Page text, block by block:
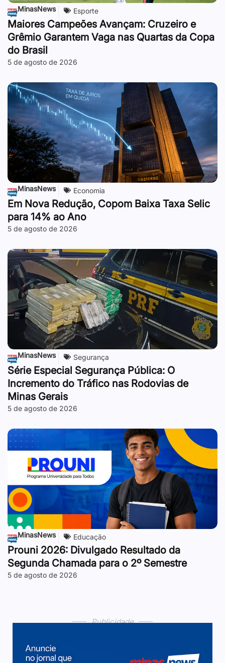
MinasNews Esporte
Maiores Campeões Avançam: Cruzeiro e
Grêmio Garantem Vaga nas Quartas da Copa
do Brasil
5 de agosto de 2026
MinasNews Economia
Em Nova Redução, Copom Baixa Taxa Selic
para 14% ao Ano
5 de agosto de 2026
MinasNews Segurança
Série Especial Segurança Pública: O
Incremento do Tráfico nas Rodovias de
Minas Gerais
5 de agosto de 2026
MinasNews Educação
Prouni 2026: Divulgado Resultado da
Segunda Chamada para o 2º Semestre
5 de agosto de 2026
Publicidade